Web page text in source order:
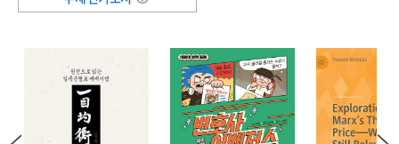
4. 租稅法律主義と地方稅=32
第85條
1. 國費の支出=39
2. 債務の負擔=40
第86條